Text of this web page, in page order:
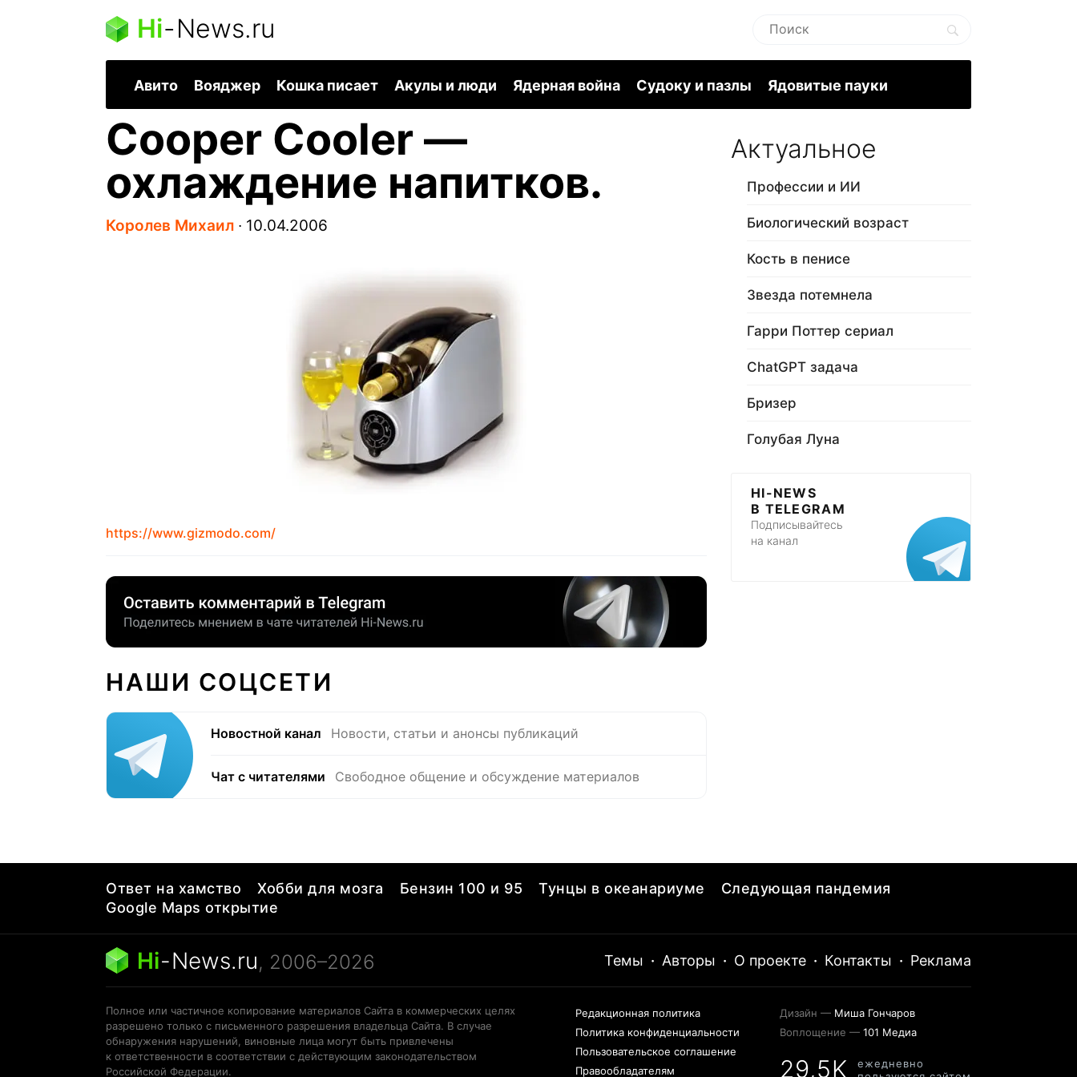
Hi-News.ru
Авито Вояджер Кошка писает Акулы и люди Ядерная война Судоку и пазлы Ядовитые пауки
Cooper Cooler —
охлаждение напитков.
Королев Михаил ∙ 10.04.2006
https://www.gizmodo.com/
НАШИ СОЦСЕТИ
Новостной канал Новости, статьи и анонсы публикаций
Чат с читателями Свободное общение и обсуждение материалов
Актуальное
Профессии и ИИ
Биологический возраст
Кость в пенисе
Звезда потемнела
Гарри Поттер сериал
ChatGPT задача
Бризер
Голубая Луна
HI-NEWS
В TELEGRAM
Подписывайтесь
на канал
Ответ на хамство Хобби для мозга Бензин 100 и 95 Тунцы в океанариуме
Следующая пандемия
Google Maps открытие
Hi-News.ru, 2006–2026 Темы · Авторы · О проекте · Контакты · Реклама
Полное или частичное копирование материалов Сайта в коммерческих целях
разрешено только с письменного разрешения владельца Сайта. В случае
обнаружения нарушений, виновные лица могут быть привлечены
к ответственности в соответствии с действующим законодательством
Российской Федерации.
Редакционная политика
Политика конфиденциальности
Пользовательское соглашение
Правообладателям
Дизайн — Миша Гончаров
Воплощение — 101 Медиа
29,5K
ежедневно